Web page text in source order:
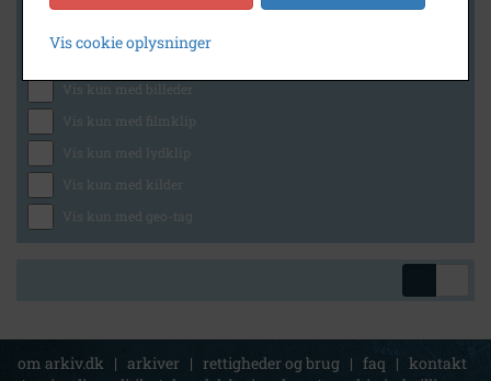
Generelt
Vis kun med billeder
Vis kun med filmklip
Vis kun med lydklip
Vis kun med kilder
Vis kun med geo-tag
om arkiv.dk | arkiver | rettigheder og brug | faq | kontakt
Vis cookie oplysninger